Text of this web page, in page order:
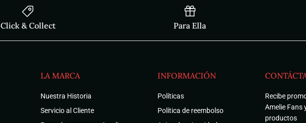
Click & Collect Para Ella
LA MARCA
Nuestra Historia
Servicio al Cliente
INFORMACIÓN
Políticas
Política de reembolso
Recibe
Amelie Fans
productos